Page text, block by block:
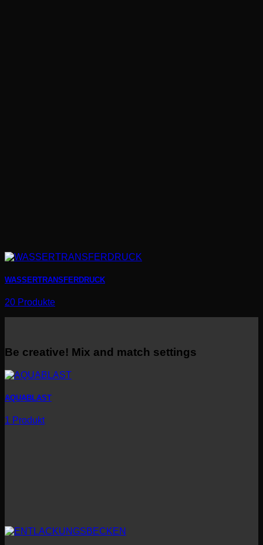
WASSERTRANSFERDRUCK
20 Produkte
Be creative! Mix and match settings
AQUABLAST
1 Produkt